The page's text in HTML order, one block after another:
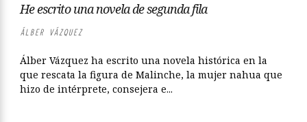
He escrito una novela de segunda fila
ÁLBER VÁZQUEZ
Álber Vázquez ha escrito una novela histórica en la
que rescata la figura de Malinche, la mujer nahua que
hizo de intérprete, consejera e...